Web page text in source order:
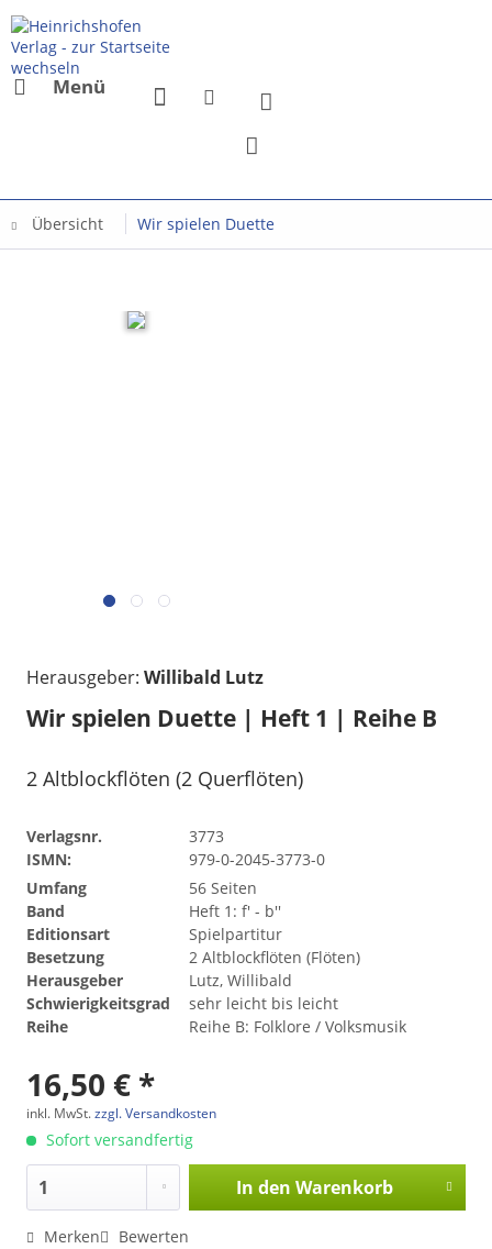
Menü
Übersicht Wir spielen Duette
Herausgeber: Willibald Lutz
Wir spielen Duette | Heft 1 | Reihe B
2 Altblockflöten (2 Querflöten)
Verlagsnr.
3773
ISMN:
979-0-2045-3773-0
Umfang
56 Seiten
Band
Heft 1: f' - b''
Editionsart
Spielpartitur
Besetzung
2 Altblockflöten (Flöten)
Herausgeber
Lutz, Willibald
Schwierigkeitsgrad
sehr leicht bis leicht
Reihe
Reihe B: Folklore / Volksmusik
16,50 € *
inkl. MwSt.zzgl. Versandkosten
Sofort versandfertig
In den Warenkorb
Merken Bewerten